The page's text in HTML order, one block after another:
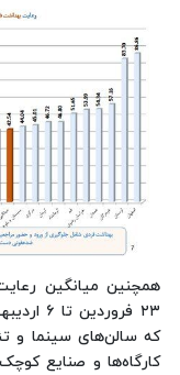
همچنین میانگین